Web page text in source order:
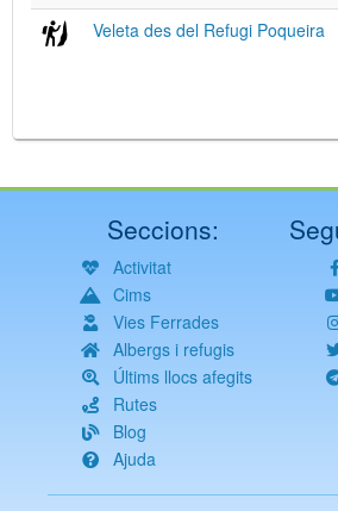
Veleta des del Refugi Poqueira
Seccions:
Activitat
Cims
Vies Ferrades
Albergs i refugis
Últims llocs afegits
Rutes
Blog
Ajuda